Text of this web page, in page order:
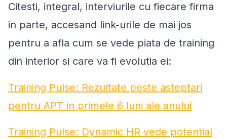
Citesti, integral, interviurile cu fiecare firma
in parte, accesand link-urile de mai jos
pentru a afla cum se vede piata de training
din interior si care va fi evolutia ei:
Training Pulse: Rezultate peste asteptari
pentru APT in primele 6 luni ale anului
Training Pulse: Dynamic HR vede potential